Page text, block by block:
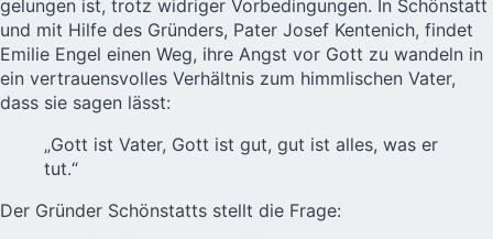
gelungen ist, trotz widriger Vorbedingungen. In Schönstatt
und mit Hilfe des Gründers, Pater Josef Kentenich, findet
Emilie Engel einen Weg, ihre Angst vor Gott zu wandeln in
ein vertrauensvolles Verhältnis zum himmlischen Vater,
dass sie sagen lässt:
„Gott ist Vater, Gott ist gut, gut ist alles, was er
tut.“
Der Gründer Schönstatts stellt die Frage: